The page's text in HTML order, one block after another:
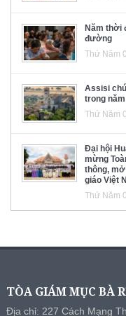
Năm thời
đường
Thứ Năm
Assisi
trong
Thứ Năm
Đại hội
mừng
thông,
giáo Việt
Thứ Năm
TÒA GIÁM MỤC BÀ
Địa chỉ: 227 Cách Mạng